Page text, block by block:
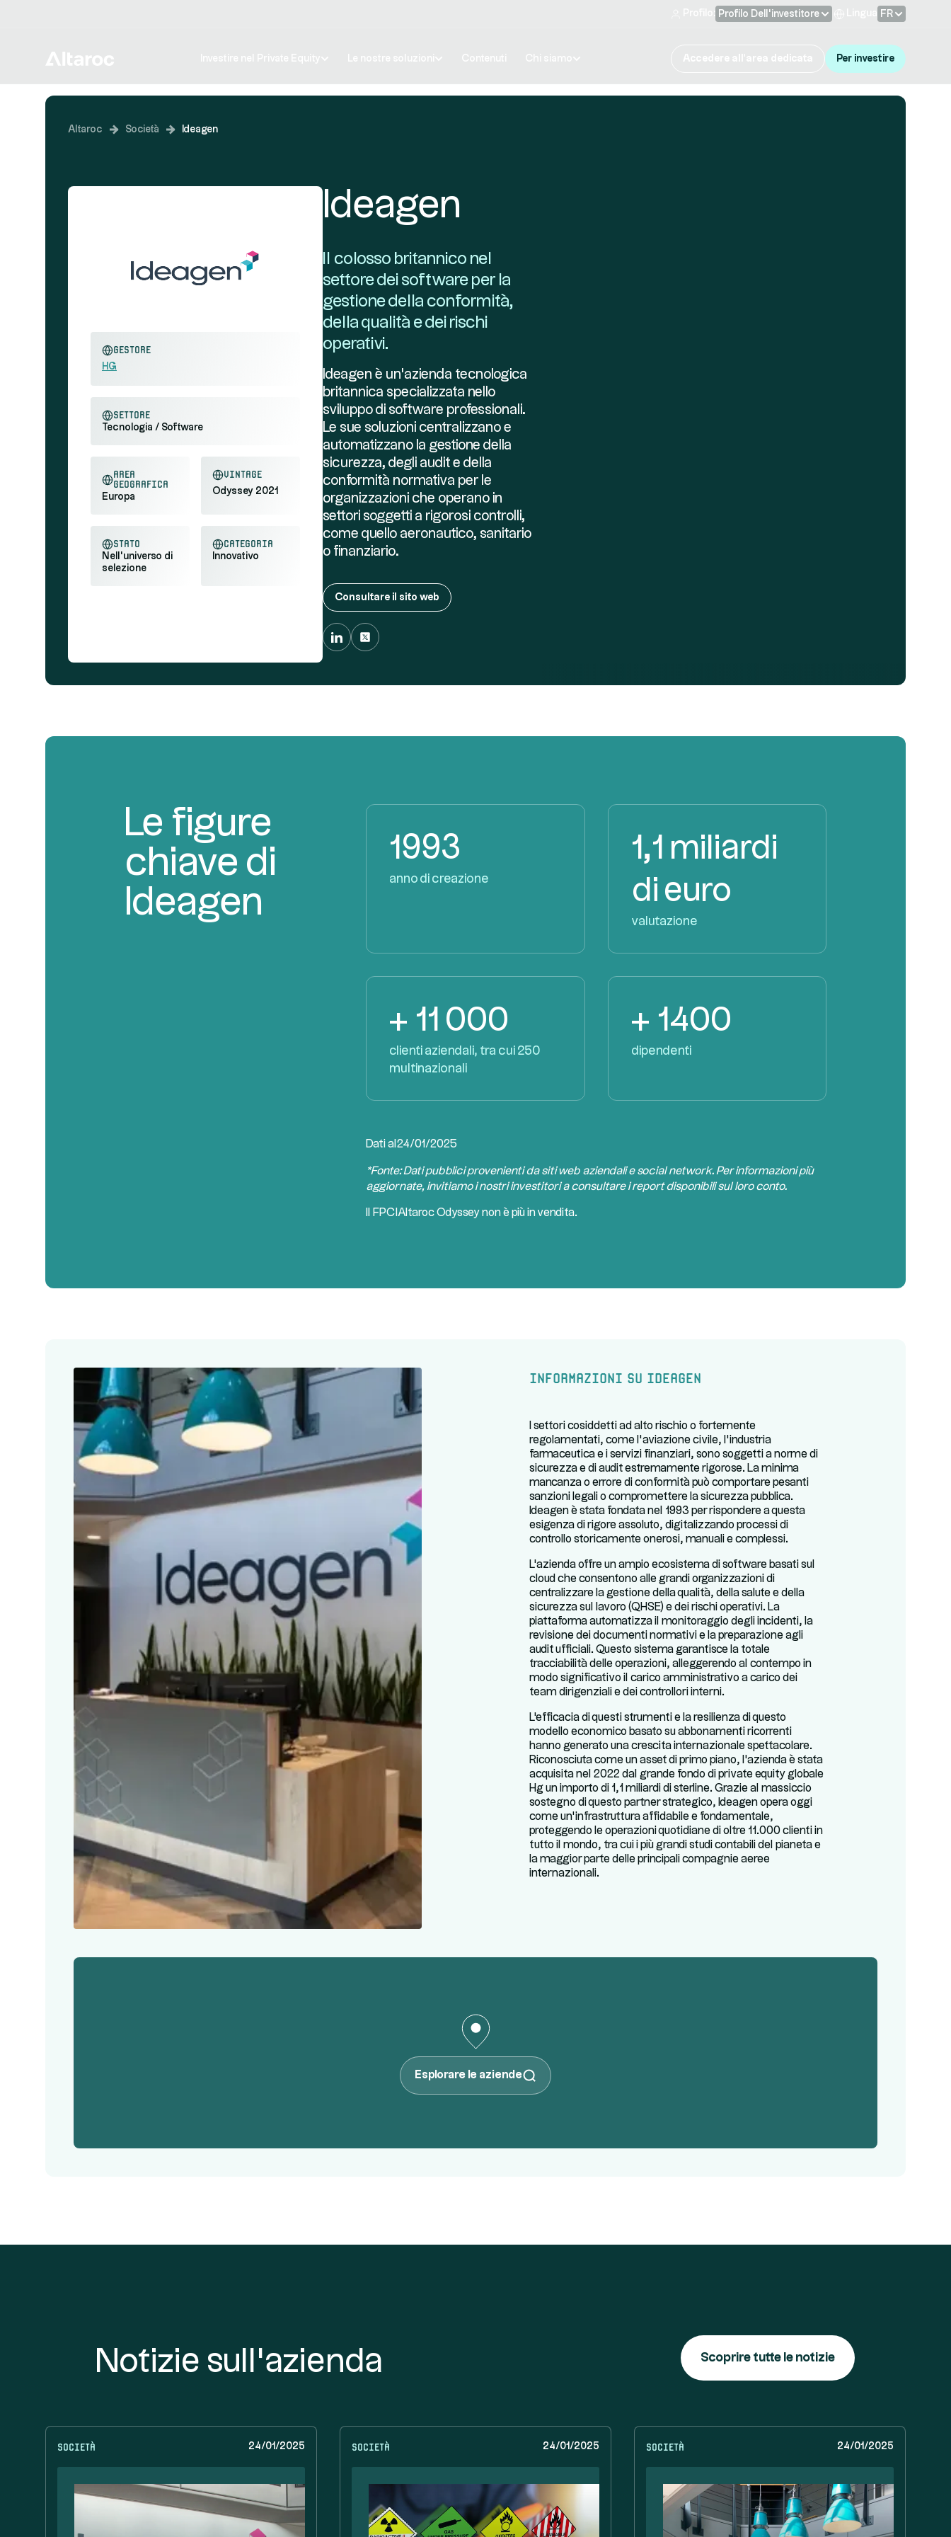
Profilo Dell'investitore FR
Per investire
Altaroc Società Ideagen
Gestore
HG
settore
Tecnologia / Software
area
geografica
Europa
Vintage
Odyssey 2021
stato
Nell'universo di
selezione
categoria
Innovativo
Ideagen
Il colosso britannico nel
settore dei software per la
gestione della conformità,
della qualità e dei rischi
operativi.
Ideagen è un'azienda tecnologica
britannica specializzata nello
sviluppo di software professionali.
Le sue soluzioni centralizzano e
automatizzano la gestione della
sicurezza, degli audit e della
conformità normativa per le
organizzazioni che operano in
settori soggetti a rigorosi controlli,
come quello aeronautico, sanitario
o finanziario.
Consultare il sito web
Le figure
chiave di
Ideagen
1993
anno di creazione
1,1 miliardi
di euro
valutazione
+ 11 000
clienti aziendali, tra cui 250
multinazionali
+ 1400
dipendenti
Dati al24/01/2025
*Fonte: Dati pubblici provenienti da siti web aziendali e social network. Per informazioni più
aggiornate, invitiamo i nostri investitori a consultare i report disponibili sul loro conto.
FPCIAltaroc Odyssey non è più in vendita.
Informazioni su Ideagen
I settori cosiddetti ad alto rischio o fortemente
regolamentati, come l’aviazione civile, l’industria
farmaceutica e i servizi finanziari, sono soggetti a norme di
sicurezza e di audit estremamente rigorose. La minima
mancanza o errore di conformità può comportare pesanti
sanzioni legali o compromettere la sicurezza pubblica.
Ideagen è stata fondata nel 1993 per rispondere a questa
esigenza di rigore assoluto, digitalizzando processi di
controllo storicamente onerosi, manuali e complessi.
L'azienda offre un ampio ecosistema di software basati sul
cloud che consentono alle grandi organizzazioni di
centralizzare la gestione della qualità, della salute e della
sicurezza sul lavoro (QHSE) e dei rischi operativi. La
piattaforma automatizza il monitoraggio degli incidenti, la
revisione dei documenti normativi e la preparazione agli
audit ufficiali. Questo sistema garantisce la totale
tracciabilità delle operazioni, alleggerendo al contempo in
modo significativo il carico amministrativo a carico dei
team dirigenziali e dei controllori interni.
L'efficacia di questi strumenti e la resilienza di questo
modello economico basato su abbonamenti ricorrenti
hanno generato una crescita internazionale spettacolare.
Riconosciuta come un asset di primo piano, l'azienda è stata
acquisita nel 2022 dal grande fondo di private equity globale
Hg un importo di 1,1 miliardi di sterline. Grazie al massiccio
sostegno di questo partner strategico, Ideagen opera oggi
come un’infrastruttura affidabile e fondamentale,
proteggendo le operazioni quotidiane di oltre 11.000 clienti in
tutto il mondo, tra cui i più grandi studi contabili del pianeta e
la maggior parte delle principali compagnie aeree
internazionali.
Esplorare le aziende
Notizie sull'azienda Scoprire tutte le notizie
Società 24/01/2025 Società 24/01/2025 Società 24/01/2025